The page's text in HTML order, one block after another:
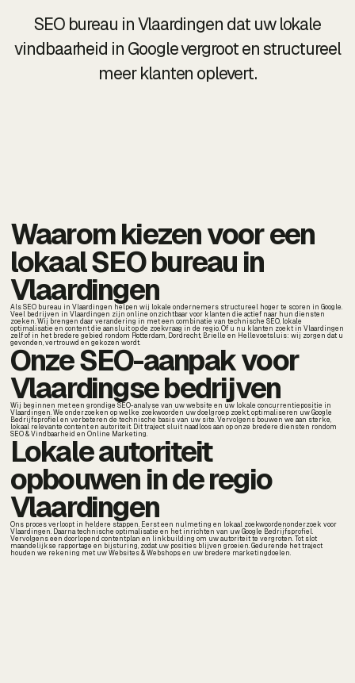
SEO bureau in Vlaardingen dat uw lokale
vindbaarheid in Google vergroot en structureel
meer klanten oplevert.
Waarom kiezen voor een
lokaal SEO bureau in
Vlaardingen
Als SEO bureau in Vlaardingen helpen wij lokale ondernemers structureel hoger te scoren in Google.
Veel bedrijven in Vlaardingen zijn online onzichtbaar voor klanten die actief naar hun diensten
zoeken. Wij brengen daar verandering in met een combinatie van technische SEO, lokale
optimalisatie en content die aansluit op de zoekvraag in de regio. Of u nu klanten zoekt in Vlaardingen
zelf of in het bredere gebied rondom Rotterdam, Dordrecht, Brielle en Hellevoetsluis: wij zorgen dat u
gevonden, vertrouwd en gekozen wordt.
Onze SEO-aanpak voor
Vlaardingse bedrijven
Wij beginnen met een grondige SEO-analyse van uw website en uw lokale concurrentiepositie in
Vlaardingen. We onderzoeken op welke zoekwoorden uw doelgroep zoekt, optimaliseren uw Google
Bedrijfsprofiel en verbeteren de technische basis van uw site. Vervolgens bouwen we aan sterke,
lokaal relevante content en autoriteit. Dit traject sluit naadloos aan op onze bredere diensten rondom
SEO & Vindbaarheid en Online Marketing.
Lokale autoriteit
opbouwen in de regio
Vlaardingen
Ons proces verloopt in heldere stappen. Eerst een nulmeting en lokaal zoekwoordenonderzoek voor
Vlaardingen. Daarna technische optimalisatie en het inrichten van uw Google Bedrijfsprofiel.
Vervolgens een doorlopend contentplan en linkbuilding om uw autoriteit te vergroten. Tot slot
maandelijkse rapportage en bijsturing, zodat uw posities blijven groeien. Gedurende het traject
houden we rekening met uw Websites & Webshops en uw bredere marketingdoelen.